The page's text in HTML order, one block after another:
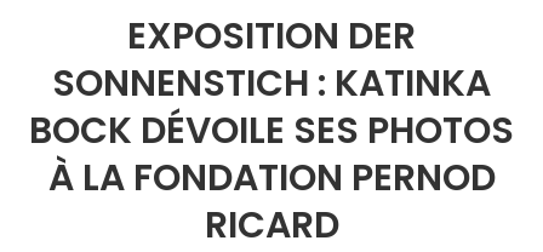
EXPOSITION DER
SONNENSTICH : KATINKA
BOCK DÉVOILE SES PHOTOS
À LA FONDATION PERNOD
RICARD